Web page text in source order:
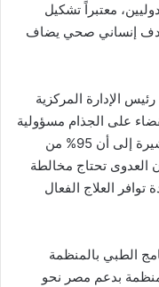
معتبراً تشكيل
هدف إنساني صحي يضاف
الإدارة المركزية
على الجذام مسؤولية
وطنية مشتركة تتجاوز القطاع الصحي، مشيرة إلى أن 95% من
العدوى تحتاج مخالطة
العلاج الفعال
الطبي بالمنظمة
بدعم مصر نحو